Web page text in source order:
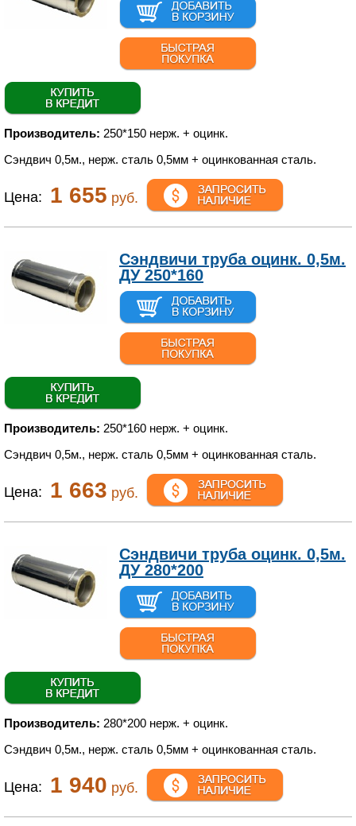
Производитель: 250*150 нерж. + оцинк.
Сэндвич 0,5м., нерж. сталь 0,5мм + оцинкованная сталь.
Цена: 1 655 руб.
Сэндвичи труба оцинк. 0,5м.
ДУ 250*160
Производитель: 250*160 нерж. + оцинк.
Сэндвич 0,5м., нерж. сталь 0,5мм + оцинкованная сталь.
Цена: 1 663 руб.
Сэндвичи труба оцинк. 0,5м.
ДУ 280*200
Производитель: 280*200 нерж. + оцинк.
Сэндвич 0,5м., нерж. сталь 0,5мм + оцинкованная сталь.
Цена: 1 940 руб.